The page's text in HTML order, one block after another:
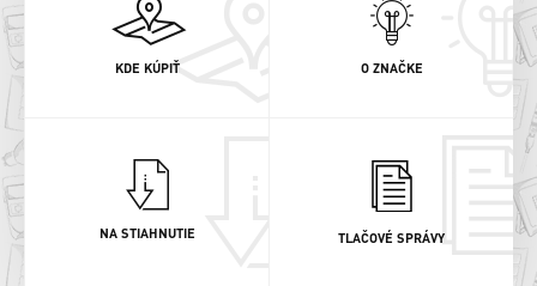
KDE KÚPIŤ O ZNAČKE
NA STIAHNUTIE TLAČOVÉ SPRÁVY